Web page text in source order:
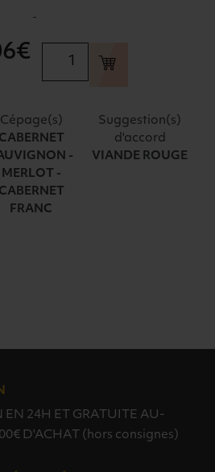
-
CHÂTEAU
HAUT-
BRION
2015
ROUGE
Cépage(s)
CABERNET
-
MERLOT -
CABERNET
FRANC
Suggestion(s)
d'accord
VIANDE ROUGE
EN 24H ET GRATUITE AU-
D'ACHAT (hors consignes)